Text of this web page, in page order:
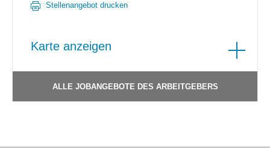
Stellenangebot drucken
Karte anzeigen
ALLE JOBANGEBOTE DES ARBEITGEBERS